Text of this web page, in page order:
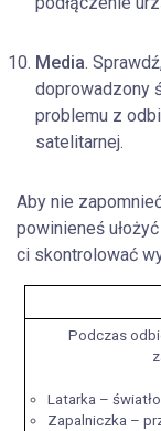
Media.
doprowadzony
problemu z
satelitarnej.
Aby nie
powinieneś
ci skontrolować
Podczas
Latarka –
Zapalniczka –